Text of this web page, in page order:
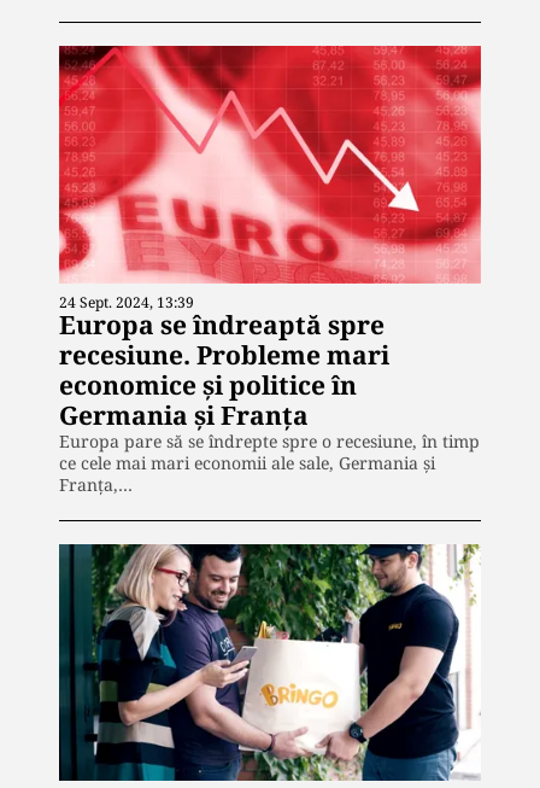
24 Sept. 2024, 13:39
Europa se îndreaptă spre
recesiune. Probleme mari
economice și politice în
Germania și Franța
Europa pare să se îndrepte spre o recesiune, în timp
ce cele mai mari economii ale sale, Germania și
Franța,…